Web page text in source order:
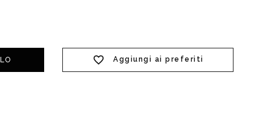
Diffusori con bastoncinoAggiungi ai preferiti